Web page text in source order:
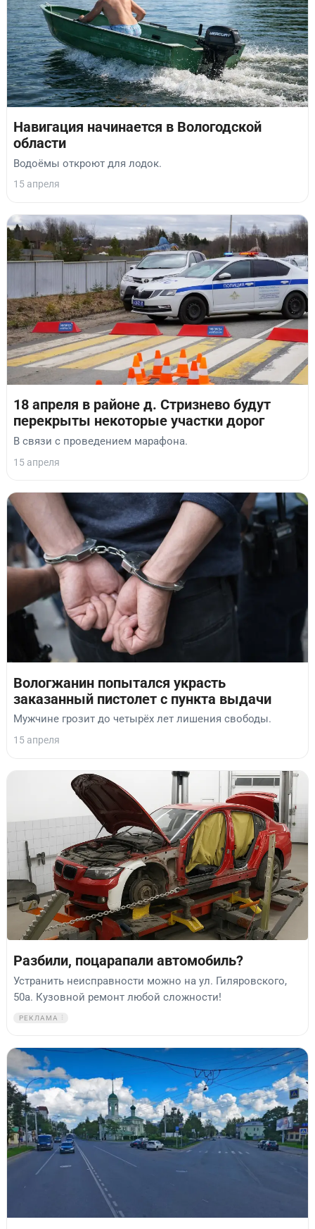
Навигация начинается в Вологодской
области
Водоёмы откроют для лодок.
15 апреля
18 апреля в районе д. Стризнево будут
перекрыты некоторые участки дорог
В связи с проведением марафона.
15 апреля
Вологжанин попытался украсть
заказанный пистолет с пункта выдачи
Мужчине грозит до четырёх лет лишения свободы.
15 апреля
Разбили, поцарапали автомобиль?
Устранить неисправности можно на ул. Гиляровского,
50а. Кузовной ремонт любой сложности!
РЕКЛАМА